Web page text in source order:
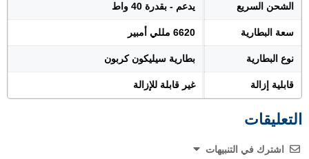
الشحن السريع يدعم - بقدرة 40 واط
سعة البطارية 6620 مللي أمبير
نوع البطارية بطارية سيليكون كربون
قابلية إزالة غير قابلة للإزالة
التعليقات
اشترك في التنبيهات